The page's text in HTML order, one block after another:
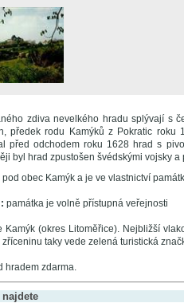
zdiva nevelkého hradu splývají s
předek rodu Kamýků z Pokratic
před odchodem roku 1628 hrad s
byl hrad zpustošen švédskými vojsky a
pod obec Kamýk a je ve vlastnictví
památka je volně přístupná veřejnosti
Kamýk (okres Litoměřice). Nejbližší
taky vede zelená turistická
hradem zdarma.